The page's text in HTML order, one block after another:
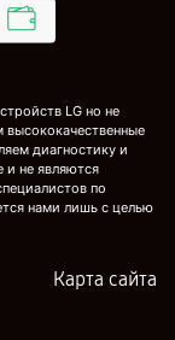
LG но не
диагностику и
и не являются
по
нами лишь с целью
Карта сайта